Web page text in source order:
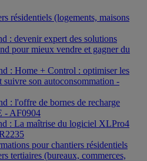
résidentiels (logements, maisons
: devenir expert des solutions
pour mieux vendre et gagner du
: Home + Control : optimiser les
suivre son autoconsommation -
: l'offre de bornes de recharge
- AF0904
: La maîtrise du logiciel XLPro4
pour chantiers résidentiels
tertiaires (bureaux, commerces,